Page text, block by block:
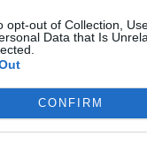
opt-out of Collection,
Data that Is
CONFIRM
sagt skal
Ikke ulikt andre
SAGA PRINCESS